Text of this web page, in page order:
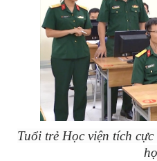
Tuổi trẻ Học viện tích